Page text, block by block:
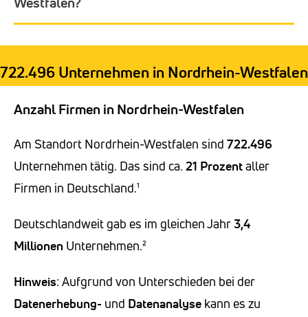
722.496 Unternehmen in Nordrhein-Westfalen
Anzahl Firmen in Nordrhein-Westfalen
Am Standort Nordrhein-Westfalen sind 722.496
Unternehmen tätig. Das sind ca. 21 Prozentaller
Firmen in Deutschland.¹
Deutschlandweit gab es im gleichen Jahr3,4
Millionen Unternehmen.²
Hinweis: Aufgrund von Unterschieden bei der
Datenerhebung- und Datenanalyse kann es zu